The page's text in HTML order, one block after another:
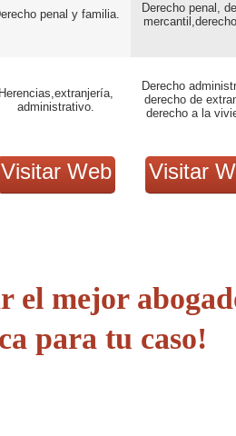
penal y familia.
Herencias,extranjería,
administrativo.
Visitar Web
Derecho penal,
Derecho
derecho de
derecho a la
Visitar
el mejor
para tu caso!